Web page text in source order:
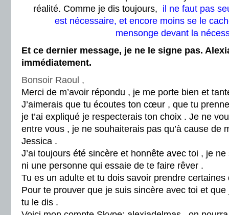
réalité. Comme je dis toujours, il ne faut pas
est nécessaire, et encore moins se le
mensonge devant la
Et ce dernier message, je ne le signe pas.
immédiatement.
Bonsoir Raoul ,
Merci de m’avoir répondu , je me porte bien et
J’aimerais que tu écoutes ton cœur , que tu
je t’ai expliqué je respecterais ton choix . Je ne
entre vous , je ne souhaiterais pas qu’à cause de
Jessica .
J’ai toujours été sincère et honnête avec toi , je
ni une personne qui essaie de te faire rêver .
Tu es un adulte et tu dois savoir prendre certaines
Pour te prouver que je suis sincère avec toi et
tu le dis .